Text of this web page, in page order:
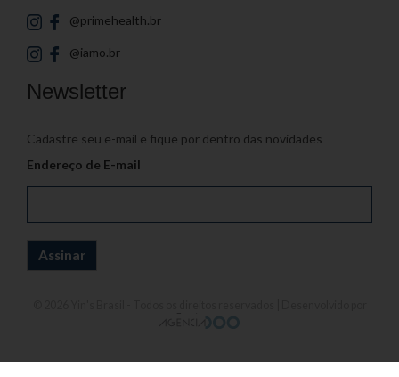
@primehealth.br
@iamo.br
Newsletter
Cadastre seu e-mail e fique por dentro das novidades
Endereço de E-mail